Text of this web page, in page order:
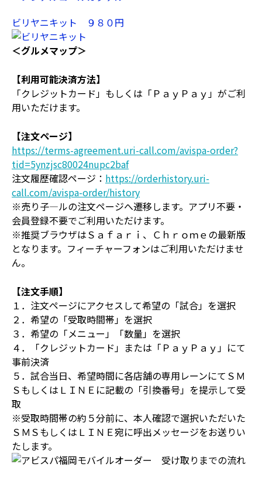
ビリヤニキット ９８０円
＜グルメマップ＞
【利用可能決済方法】
「クレジットカード」もしくは「ＰａｙＰａｙ」がご利
用いただけます。
【注文ページ】
https://terms-agreement.uri-call.com/avispa-order?
tid=5ynzjsc80024nupc2baf
注文履歴確認ページ： https://orderhistory.uri-
call.com/avispa-order/history
※売り子―ルの注文ページへ遷移します。アプリ不要・
会員登録不要でご利用いただけます。
※推奨ブラウザはＳａｆａｒｉ、Ｃｈｒｏｍｅの最新版
となります。フィーチャーフォンはご利用いただけませ
ん。
【注文手順】
１．注文ページにアクセスして希望の「試合」を選択
２．希望の「受取時間帯」を選択
３．希望の「メニュー」「数量」を選択
４．「クレジットカード」または「ＰａｙＰａｙ」にて
事前決済
５．試合当日、希望時間に各店舗の専用レーンにてＳＭ
ＳもしくはＬＩＮＥに記載の「引換番号」を提示して受
取
※受取時間帯の約５分前に、本人確認で選択いただいた
ＳＭＳもしくはＬＩＮＥ宛に呼出メッセージをお送りい
たします。